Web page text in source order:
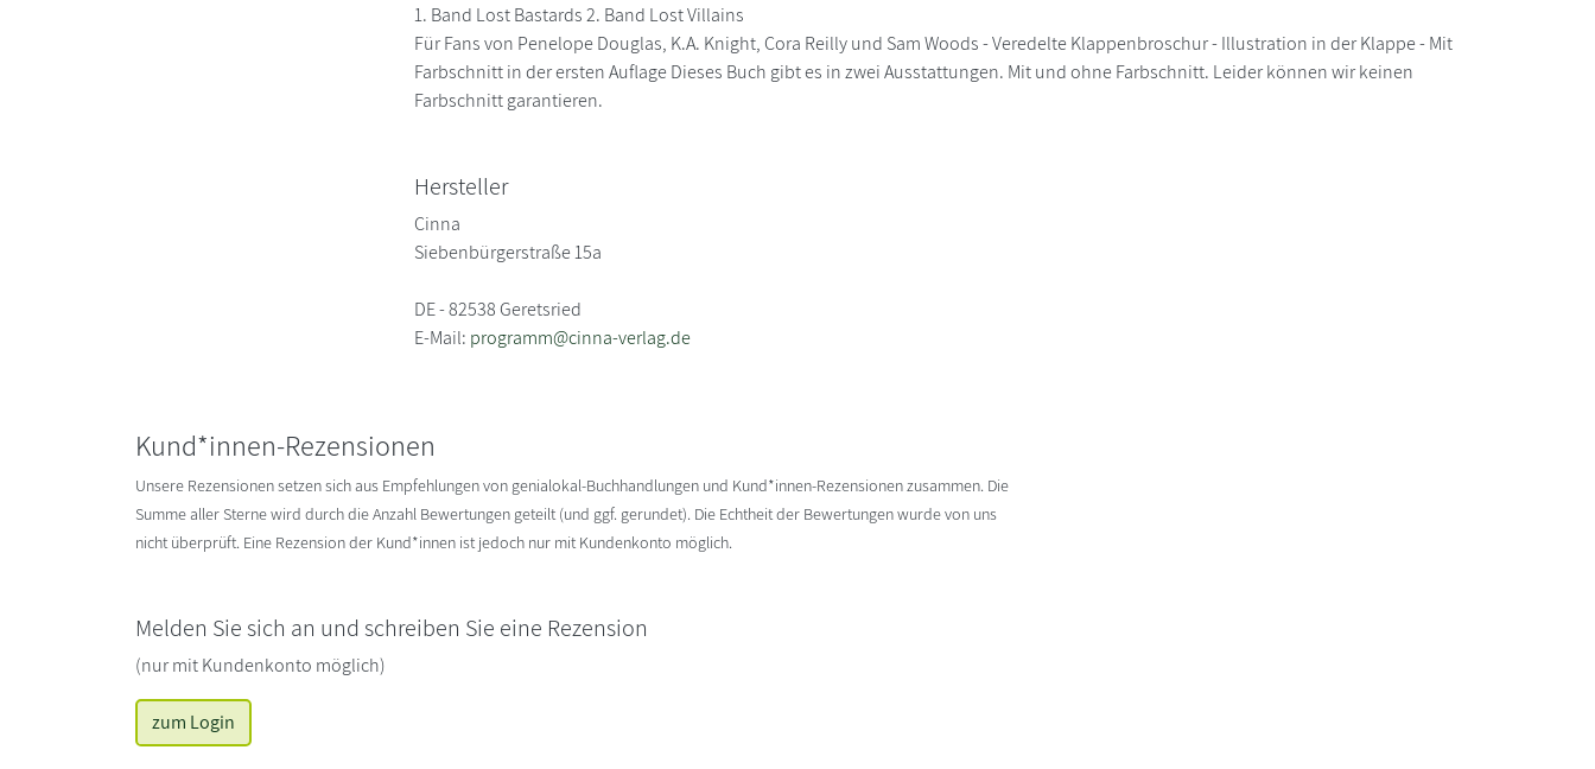
1. Band Lost Bastards 2. Band Lost Villains
Für Fans von Penelope Douglas, K.A. Knight, Cora Reilly und Sam Woods - Veredelte Klappenbroschur - Illustration in der Klappe - Mit
Farbschnitt in der ersten Auflage Dieses Buch gibt es in zwei Ausstattungen. Mit und ohne Farbschnitt. Leider können wir keinen
Farbschnitt garantieren.
Hersteller
Cinna
Siebenbürgerstraße 15a
DE - 82538 Geretsried
E-Mail: programm@cinna-verlag.de
Kund*innen-Rezensionen
Unsere Rezensionen setzen sich aus Empfehlungen von genialokal-Buchhandlungen und Kund*innen-Rezensionen zusammen. Die
Summe aller Sterne wird durch die Anzahl Bewertungen geteilt (und ggf. gerundet). Die Echtheit der Bewertungen wurde von uns
nicht überprüft. Eine Rezension der Kund*innen ist jedoch nur mit Kundenkonto möglich.
Melden Sie sich an und schreiben Sie eine Rezension
(nur mit Kundenkonto möglich)
zum Login